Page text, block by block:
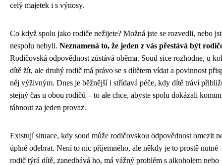
celý majetek i s výnosy.
Co když spolu jako rodiče nežijete? Možná jste se rozvedli, nebo
nespolu nebyli. Neznamená to, že jeden z vás přestává být
Rodičovská odpovědnost zůstává oběma. Soud sice rozhodne, u
dítě žít, ale druhý rodič má právo se s dítětem vídat a povinnost
něj výživným. Dnes je běžnější i střídavá péče, kdy dítě tráví
stejný čas u obou rodičů – to ale chce, abyste spolu dokázali
táhnout za jeden provaz.
Existují situace, kdy soud může rodičovskou odpovědnost omezit
úplně odebrat. Není to nic příjemného, ale někdy je to prostě nutné
rodič týrá dítě, zanedbává ho, má vážný problém s alkoholem nebo